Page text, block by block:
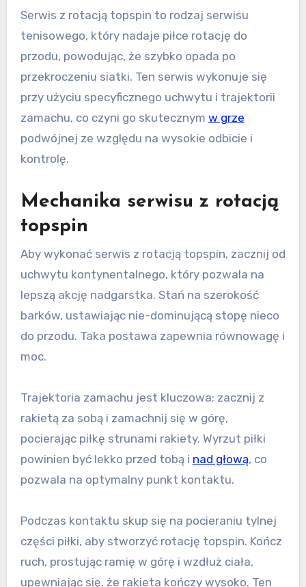
Serwis z rotacją topspin to rodzaj serwisu
tenisowego, który nadaje piłce rotację do
przodu, powodując, że szybko opada po
przekroczeniu siatki. Ten serwis wykonuje się
przy użyciu specyficznego uchwytu i trajektorii
zamachu, co czyni go skutecznym w grze
podwójnej ze względu na wysokie odbicie i
kontrolę.
Mechanika serwisu z rotacją
topspin
Aby wykonać serwis z rotacją topspin, zacznij od
uchwytu kontynentalnego, który pozwala na
lepszą akcję nadgarstka. Stań na szerokość
barków, ustawiając nie-dominującą stopę nieco
do przodu. Taka postawa zapewnia równowagę i
moc.
Trajektoria zamachu jest kluczowa; zacznij z
rakietą za sobą i zamachnij się w górę,
pocierając piłkę strunami rakiety. Wyrzut piłki
powinien być lekko przed tobą i nad głową, co
pozwala na optymalny punkt kontaktu.
Podczas kontaktu skup się na pocieraniu tylnej
części piłki, aby stworzyć rotację topspin. Kończ
ruch, prostując ramię w górę i wzdłuż ciała,
upewniając się, że rakieta kończy wysoko. Ten